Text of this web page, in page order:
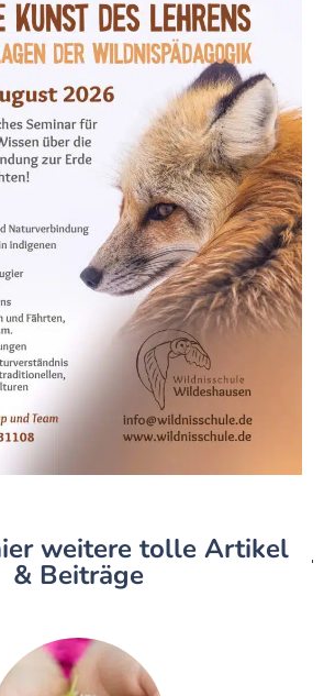
weitere tolle Artikel
& Beiträge